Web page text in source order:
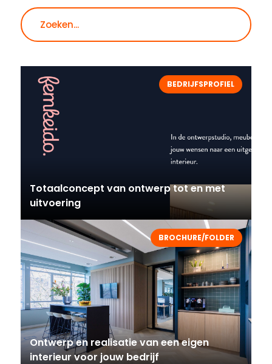
BEDRIJFSPROFIEL
Totaalconcept van ontwerp tot en met
uitvoering
BROCHURE/FOLDER
Ontwerp en realisatie van een eigen
interieur voor jouw bedrijf